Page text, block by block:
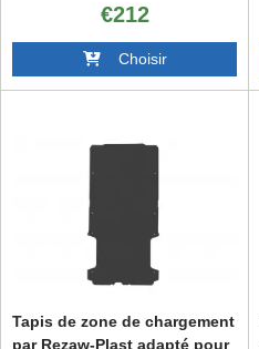
empattement long 2006-2016,
Peugeot Expert à
empattement long 2006-2016,
Toyota Proace à empattemen
€212
Choisir
Tapis de zone de chargement
par Rezaw-Plast adapté pour